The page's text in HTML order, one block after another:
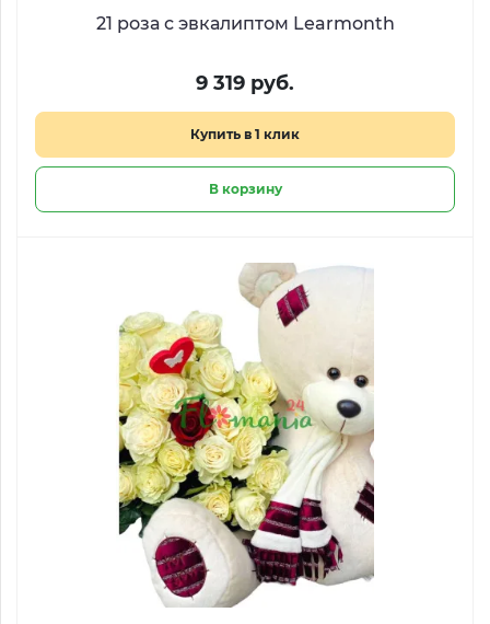
21 роза с эвкалиптом Learmonth
9 319 руб.
Купить в 1 клик
В корзину